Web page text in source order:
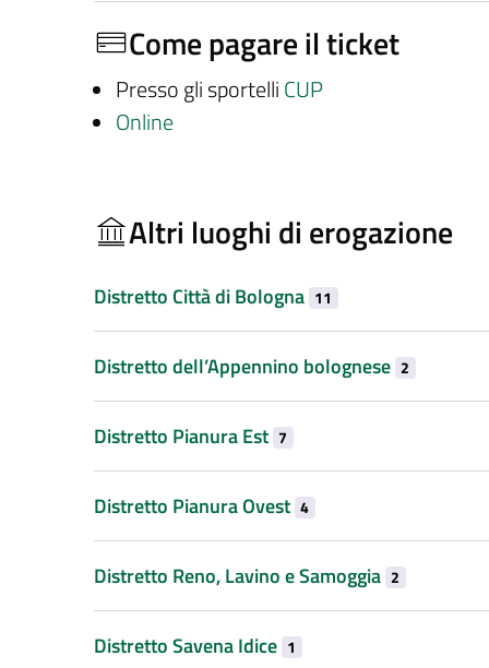
Come pagare il ticket
Presso gli sportelli CUP
Online
Altri luoghi di erogazione
Distretto Città di Bologna 11
Distretto dell’Appennino bolognese 2
Distretto Pianura Est 7
Distretto Pianura Ovest 4
Distretto Reno, Lavino e Samoggia 2
Distretto Savena Idice 1